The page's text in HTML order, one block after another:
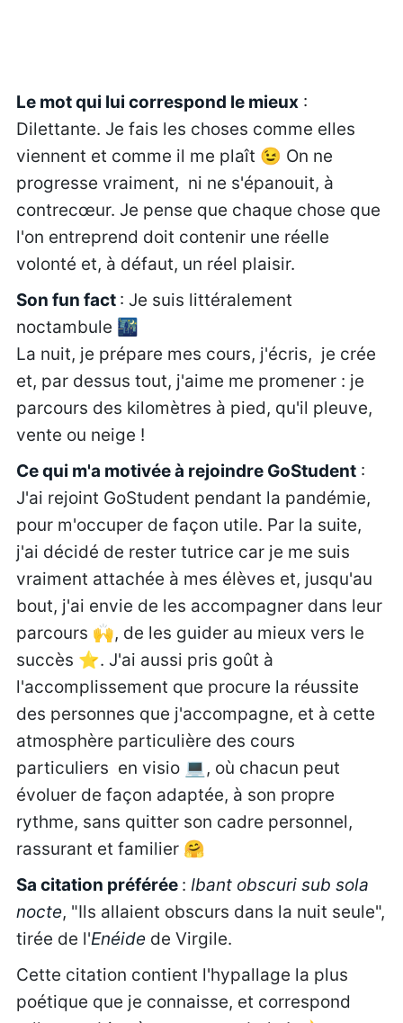
Le mot qui lui correspond le mieux:
Dilettante. Je fais les choses comme elles
viennent et comme il me plaît 😉 On ne
progresse vraiment, ni ne s'épanouit, à
contrecœur. Je pense que chaque chose que
l'on entreprend doit contenir une réelle
volonté et, à défaut, un réel plaisir.
Son fun fact : Je suis littéralement
noctambule 🌃
La nuit, je prépare mes cours, j'écris, je crée
et, par dessus tout, j'aime me promener : je
parcours des kilomètres à pied, qu'il pleuve,
vente ou neige !
Ce qui m'a motivée à rejoindre GoStudent:
J'ai rejoint GoStudent pendant la pandémie,
pour m'occuper de façon utile. Par la suite,
j'ai décidé de rester tutrice car je me suis
vraiment attachée à mes élèves et, jusqu'au
bout, j'ai envie de les accompagner dans leur
parcours 🙌, de les guider au mieux vers le
succès ⭐. J'ai aussi pris goût à
l'accomplissement que procure la réussite
des personnes que j'accompagne, et à cette
atmosphère particulière des cours
particuliers en visio 💻, où chacun peut
évoluer de façon adaptée, à son propre
rythme, sans quitter son cadre personnel,
rassurant et familier 🤗
Sa citation préférée : Ibant obscuri sub sola
nocte, "Ils allaient obscurs dans la nuit seule",
tirée de l'Enéidede Virgile.
Cette citation contient l'hypallage la plus
poétique que je connaisse, et correspond